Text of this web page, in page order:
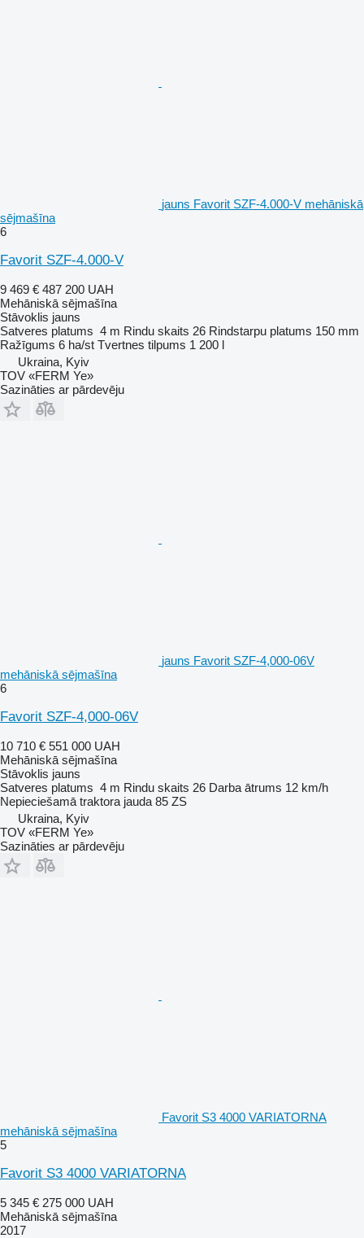
jauns Favorit SZF-4.000-V mehāniskā
sējmašīna
6
Favorit SZF-4.000-V
9 469 € 487 200 UAH
Mehāniskā sējmašīna
Stāvoklis jauns
Satveres platums 4 m Rindu skaits 26 Rindstarpu platums 150 mm
Ražīgums 6 ha/st Tvertnes tilpums 1 200 l
Ukraina, Kyiv
TOV «FERM Ye»
Sazināties ar pārdevēju
jauns Favorit SZF-4,000-06V
mehāniskā sējmašīna
6
Favorit SZF-4,000-06V
10 710 € 551 000 UAH
Mehāniskā sējmašīna
Stāvoklis jauns
Satveres platums 4 m Rindu skaits 26 Darba ātrums 12 km/h
Nepieciešamā traktora jauda 85 ZS
Ukraina, Kyiv
TOV «FERM Ye»
Sazināties ar pārdevēju
Favorit S3 4000 VARIATORNA
mehāniskā sējmašīna
5
Favorit S3 4000 VARIATORNA
5 345 € 275 000 UAH
Mehāniskā sējmašīna
2017